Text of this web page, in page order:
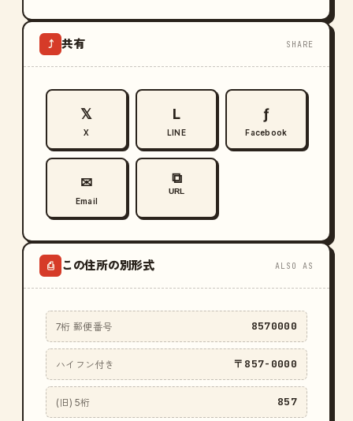
⤴ 共有 SHARE
𝕏
X
L
LINE
ƒ
Facebook
✉
Email
⧉
URL
⎙ この住所の別形式 ALSO AS
7桁 郵便番号 8570000
ハイフン付き 〒857-0000
(旧) 5桁 857